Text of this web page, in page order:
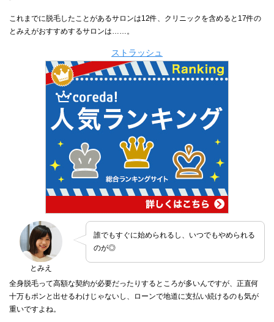
これまでに脱毛したことがあるサロンは12件、クリニックを含めると17件の
とみえがおすすめするサロンは……。
ストラッシュ
とみえ
誰でもすぐに始められるし、いつでもやめられる
のが◎
全身脱毛って高額な契約が必要だったりするところが多いんですが、正直何
十万もポンと出せるわけじゃないし、ローンで地道に支払い続けるのも気が
重いですよね。